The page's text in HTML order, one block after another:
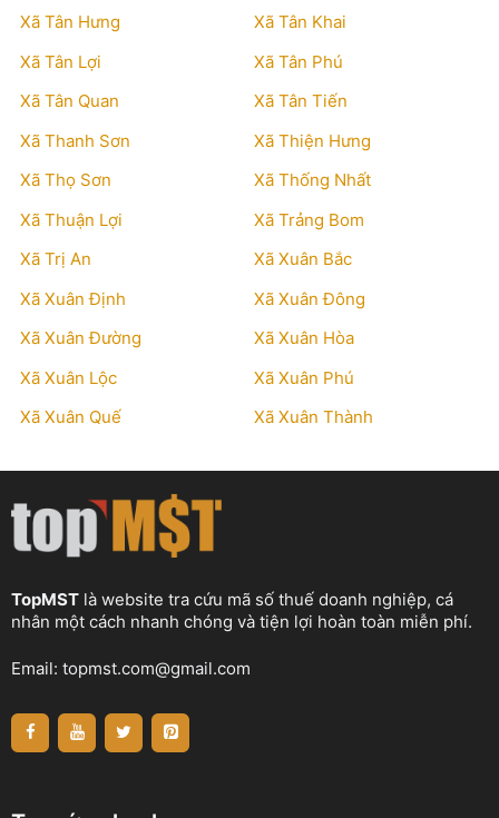
Xã Tân Hưng
Xã Tân Khai
Xã Tân Lợi
Xã Tân Phú
Xã Tân Quan
Xã Tân Tiến
Xã Thanh Sơn
Xã Thiện Hưng
Xã Thọ Sơn
Xã Thống Nhất
Xã Thuận Lợi
Xã Trảng Bom
Xã Trị An
Xã Xuân Bắc
Xã Xuân Định
Xã Xuân Đông
Xã Xuân Đường
Xã Xuân Hòa
Xã Xuân Lộc
Xã Xuân Phú
Xã Xuân Quế
Xã Xuân Thành
TopMST là website tra cứu mã số thuế doanh nghiệp, cá
nhân một cách nhanh chóng và tiện lợi hoàn toàn miễn phí.
Email: topmst.com@gmail.com